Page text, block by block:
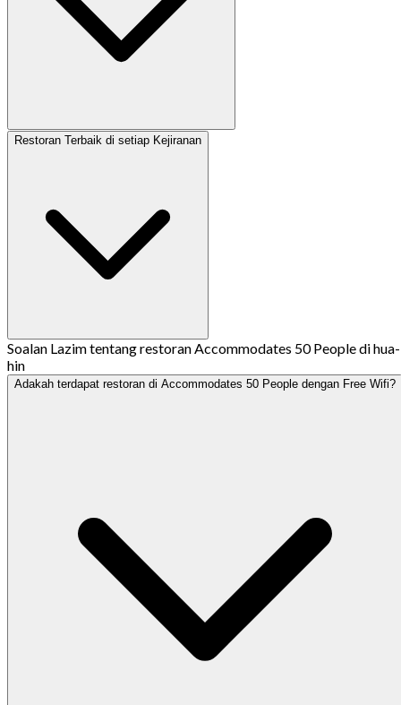
Restoran Terbaik di setiap Kejiranan
Soalan Lazim tentang restoran Accommodates 50 People di hua-
hin
Adakah terdapat restoran di Accommodates 50 People dengan Free Wifi?